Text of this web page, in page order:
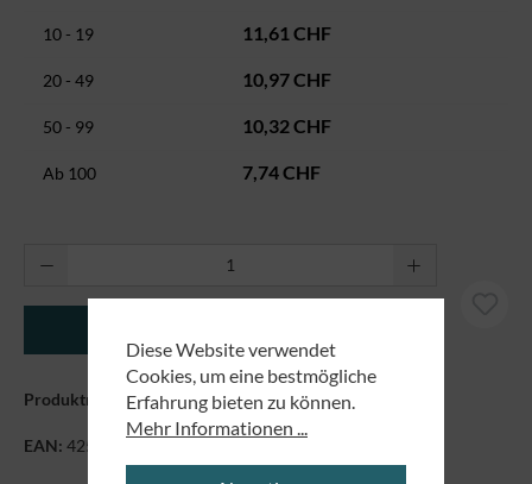
10 - 19 11,61 CHF
20 - 49 10,97 CHF
50 - 99 10,32 CHF
Ab 100 7,74 CHF
Produkt Anzahl: Gib den gewünschten
Produktnummer:7170061
EAN: 4250479870048
Diese Website verwendet
Cookies, um eine bestmögliche
Erfahrung bieten zu können.
Mehr Informationen ...